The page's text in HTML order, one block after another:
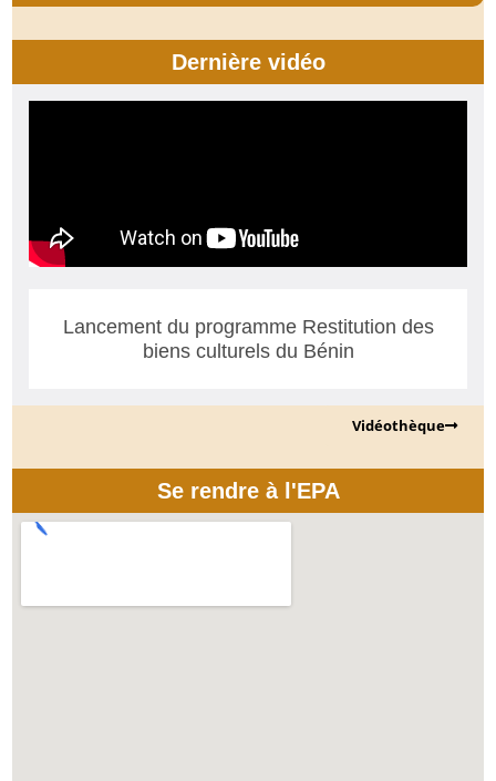
Dernière vidéo
Lancement du programme Restitution des
biens culturels du Bénin
Vidéothèque
Se rendre à l'EPA